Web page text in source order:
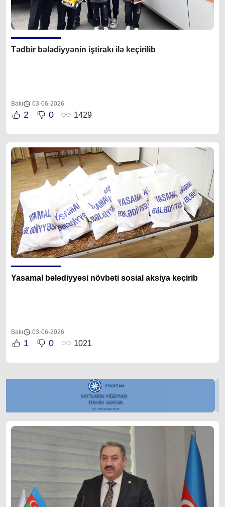
Tədbir bələdiyyənin iştirakı ilə keçirilib
Bakı 03-06-2026
2 0 1429
Yasamal bələdiyyəsi növbəti sosial aksiya keçirib
Bakı 03-06-2026
1 0 1021